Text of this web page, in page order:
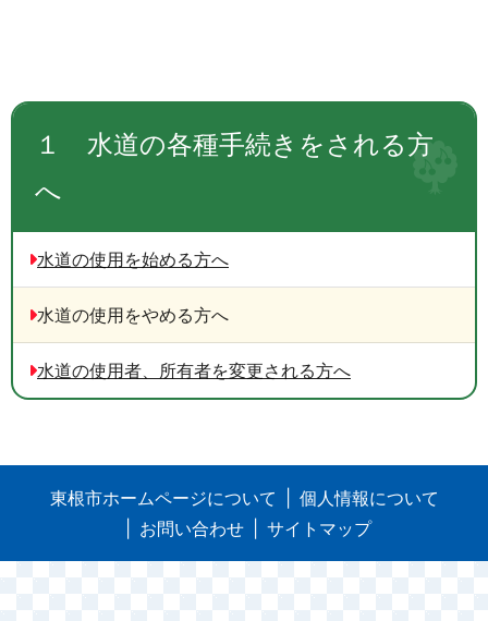
１ 水道の各種手続きをされる方
へ
水道の使用を始める方へ
水道の使用をやめる方へ
水道の使用者、所有者を変更される方へ
東根市ホームページについて
個人情報について
お問い合わせ
サイトマップ